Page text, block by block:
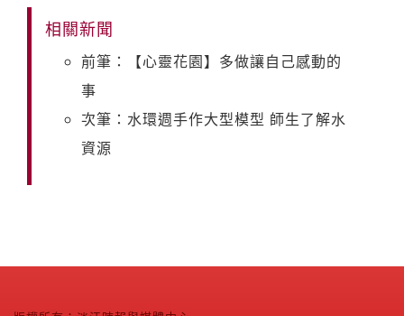
相關新聞
前筆：【心靈花園】多做讓自己感動的
事
次筆：水環週手作大型模型 師生了解水
資源